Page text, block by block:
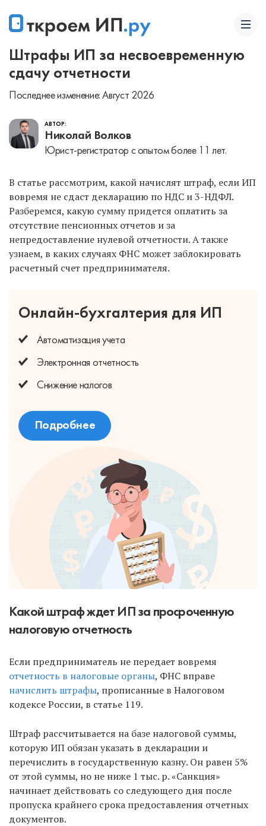
Штрафы ИП за несвоевременную
сдачу отчетности
Последнее изменение: Август 2026
АВТОР:
Николай Волков
Юрист-регистратор с опытом более 11 лет.
В статье рассмотрим, какой начислят штраф, если ИП
вовремя не сдаст декларацию по НДС и 3-НДФЛ.
Разберемся, какую сумму придется оплатить за
отсутствие пенсионных отчетов и за
непредоставление нулевой отчетности. А также
узнаем, в каких случаях ФНС может заблокировать
расчетный счет предпринимателя.
Онлайн-бухгалтерия для ИП
Автоматизация учета
Электронная отчетность
Снижение налогов
Подробнее
Какой штраф ждет ИП за просроченную
налоговую отчетность
Если предприниматель не передает вовремя
отчетность в налоговые органы, ФНС вправе
начислить штрафы, прописанные в Налоговом
кодексе России, в статье 119.
Штраф рассчитывается на базе налоговой суммы,
которую ИП обязан указать в декларации и
перечислить в государственную казну. Он равен 5%
от этой суммы, но не ниже 1 тыс. р. «Санкция»
начинает действовать со следующего дня после
пропуска крайнего срока предоставления отчетных
документов.